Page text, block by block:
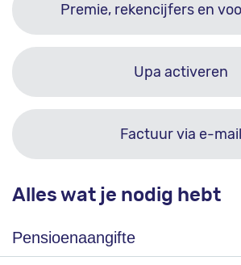
Premie, rekencijfers en
Upa activeren
Factuur via e-mail
Alles wat je nodig hebt
Pensioenaangifte